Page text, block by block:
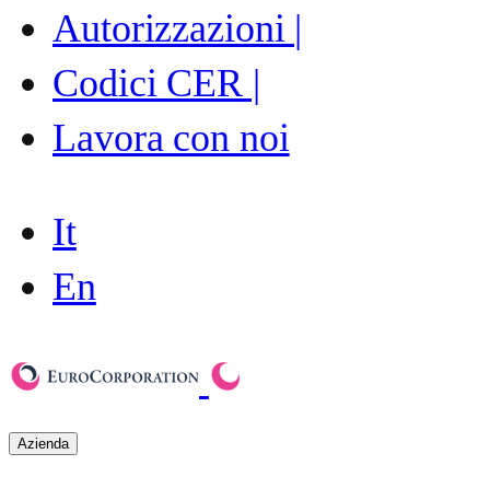
Autorizzazioni |
Codici CER |
Lavora con noi
It
En
Azienda